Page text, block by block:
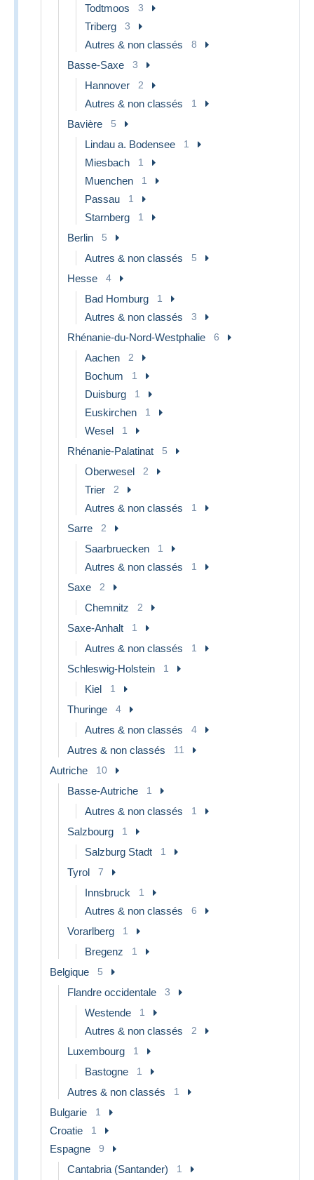
Todtmoos 3
Triberg 3
Autres & non classés 8
Basse-Saxe 3
Hannover 2
Autres & non classés 1
Bavière 5
Lindau a. Bodensee 1
Miesbach 1
Muenchen 1
Passau 1
Starnberg 1
Berlin 5
Autres & non classés 5
Hesse 4
Bad Homburg 1
Autres & non classés 3
Rhénanie-du-Nord-Westphalie 6
Aachen 2
Bochum 1
Duisburg 1
Euskirchen 1
Wesel 1
Rhénanie-Palatinat 5
Oberwesel 2
Trier 2
Autres & non classés 1
Sarre 2
Saarbruecken 1
Autres & non classés 1
Saxe 2
Chemnitz 2
Saxe-Anhalt 1
Autres & non classés 1
Schleswig-Holstein 1
Kiel 1
Thuringe 4
Autres & non classés 4
Autres & non classés 11
Autriche 10
Basse-Autriche 1
Autres & non classés 1
Salzbourg 1
Salzburg Stadt 1
Tyrol 7
Innsbruck 1
Autres & non classés 6
Vorarlberg 1
Bregenz 1
Belgique 5
Flandre occidentale 3
Westende 1
Autres & non classés 2
Luxembourg 1
Bastogne 1
Autres & non classés 1
Bulgarie 1
Croatie 1
Espagne 9
Cantabria (Santander) 1